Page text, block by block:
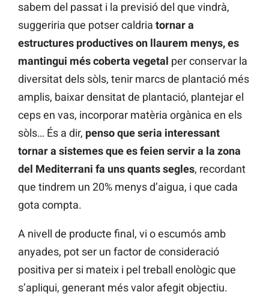
sabem del passat i la previsió del que vindrà,
suggeriria que potser caldria tornar a
estructures productives on llaurem menys, es
mantingui més coberta vegetal per conservar la
diversitat dels sòls, tenir marcs de plantació més
amplis, baixar densitat de plantació, plantejar el
ceps en vas, incorporar matèria orgànica en els
sòls… És a dir, penso que seria interessant
tornar a sistemes que es feien servir a la zona
del Mediterrani fa uns quants segles, recordant
que tindrem un 20% menys d’aigua, i que cada
gota compta.
A nivell de producte final, vi o escumós amb
anyades, pot ser un factor de consideració
positiva per si mateix i pel treball enològic que
s’apliqui, generant més valor afegit objectiu.